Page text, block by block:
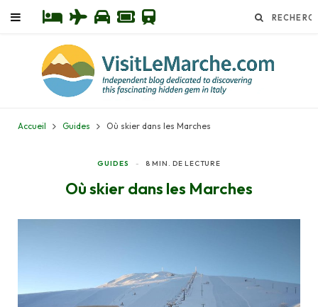
Accueil Guides Où skier dans les Marches
GUIDES 8 MIN. DE LECTURE
Où skier dans les Marches